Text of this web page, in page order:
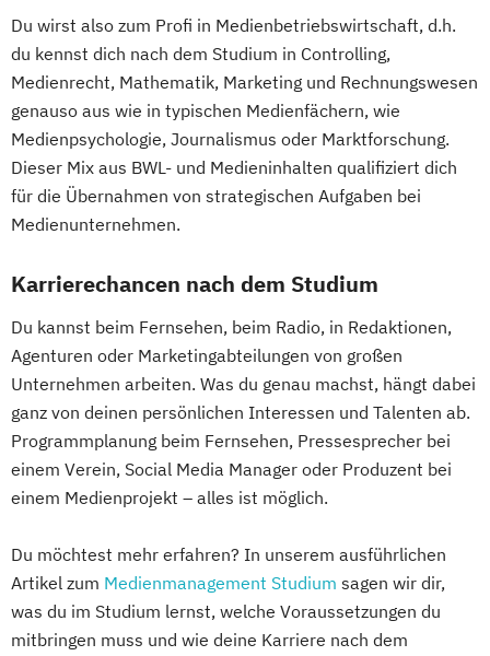
Du wirst also zum Profi in Medienbetriebswirtschaft, d.h.
du kennst dich nach dem Studium in Controlling,
Medienrecht, Mathematik, Marketing und Rechnungswesen
genauso aus wie in typischen Medienfächern, wie
Medienpsychologie, Journalismus oder Marktforschung.
Dieser Mix aus BWL- und Medieninhalten qualifiziert dich
für die Übernahmen von strategischen Aufgaben bei
Medienunternehmen.
Karrierechancen nach dem Studium
Du kannst beim Fernsehen, beim Radio, in Redaktionen,
Agenturen oder Marketingabteilungen von großen
Unternehmen arbeiten. Was du genau machst, hängt dabei
ganz von deinen persönlichen Interessen und Talenten ab.
Programmplanung beim Fernsehen, Pressesprecher bei
einem Verein, Social Media Manager oder Produzent bei
einem Medienprojekt – alles ist möglich.
Du möchtest mehr erfahren? In unserem ausführlichen
Artikel zum Medienmanagement Studium sagen wir dir,
was du im Studium lernst, welche Voraussetzungen du
mitbringen muss und wie deine Karriere nach dem